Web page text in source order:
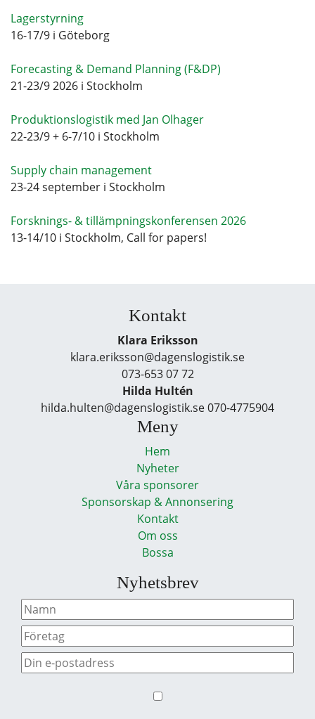
Lagerstyrning
16-17/9 i Göteborg
Forecasting & Demand Planning (F&DP)
21-23/9 2026 i Stockholm
Produktionslogistik med Jan Olhager
22-23/9 + 6-7/10 i Stockholm
Supply chain management
23-24 september i Stockholm
Forsknings- & tillämpningskonferensen 2026
13-14/10 i Stockholm, Call for papers!
Kontakt
Klara Eriksson
klara.eriksson@dagenslogistik.se
073-653 07 72
Hilda Hultén
hilda.hulten@dagenslogistik.se 070-4775904
Meny
Hem
Nyheter
Våra sponsorer
Sponsorskap & Annonsering
Kontakt
Om oss
Bossa
Nyhetsbrev